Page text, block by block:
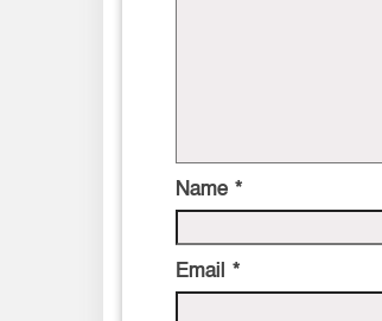
Name *
Email *